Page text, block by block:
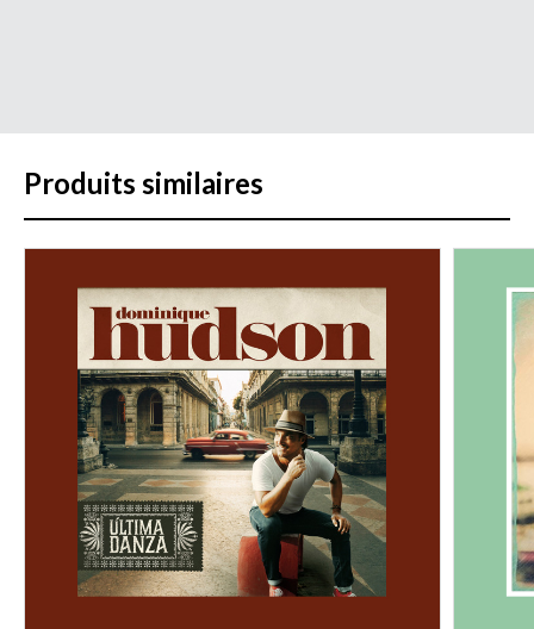
Produits similaires